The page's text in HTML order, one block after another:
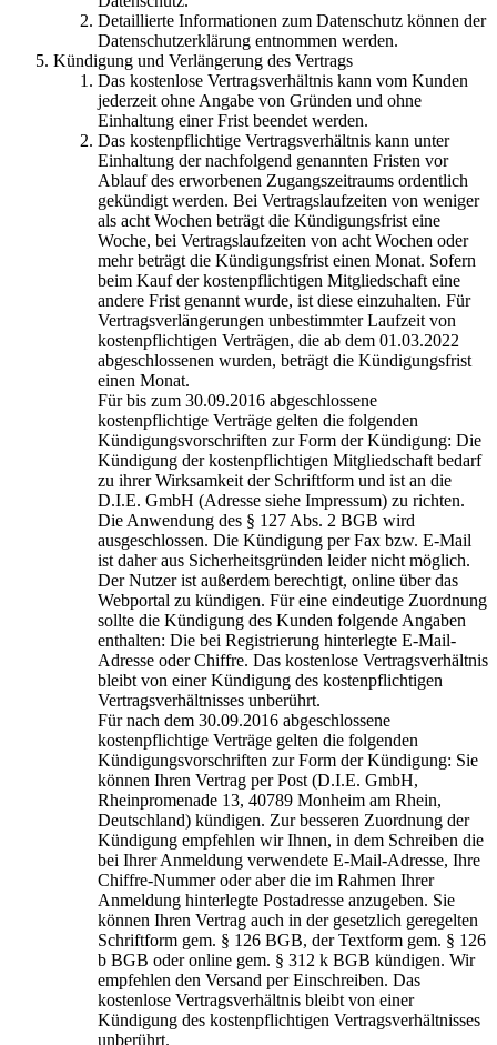
Detaillierte Informationen zum Datenschutz können der
Datenschutzerklärung entnommen werden.
Kündigung und Verlängerung des Vertrags
Das kostenlose Vertragsverhältnis kann vom Kunden
jederzeit ohne Angabe von Gründen und ohne
Einhaltung einer Frist beendet werden.
Das kostenpflichtige Vertragsverhältnis kann unter
Einhaltung der nachfolgend genannten Fristen vor
Ablauf des erworbenen Zugangszeitraums ordentlich
gekündigt werden. Bei Vertragslaufzeiten von weniger
als acht Wochen beträgt die Kündigungsfrist eine
Woche, bei Vertragslaufzeiten von acht Wochen oder
mehr beträgt die Kündigungsfrist einen Monat. Sofern
beim Kauf der kostenpflichtigen Mitgliedschaft eine
andere Frist genannt wurde, ist diese einzuhalten. Für
Vertragsverlängerungen unbestimmter Laufzeit von
kostenpflichtigen Verträgen, die ab dem 01.03.2022
abgeschlossenen wurden, beträgt die Kündigungsfrist
einen Monat.
Für bis zum 30.09.2016 abgeschlossene
kostenpflichtige Verträge gelten die folgenden
Kündigungsvorschriften zur Form der Kündigung: Die
Kündigung der kostenpflichtigen Mitgliedschaft bedarf
zu ihrer Wirksamkeit der Schriftform und ist an die
D.I.E. GmbH (Adresse siehe Impressum) zu richten.
Die Anwendung des § 127 Abs. 2 BGB wird
ausgeschlossen. Die Kündigung per Fax bzw. E-Mail
ist daher aus Sicherheitsgründen leider nicht möglich.
Der Nutzer ist außerdem berechtigt, online über das
Webportal zu kündigen. Für eine eindeutige Zuordnung
sollte die Kündigung des Kunden folgende Angaben
enthalten: Die bei Registrierung hinterlegte E-Mail-
Adresse oder Chiffre. Das kostenlose Vertragsverhältnis
bleibt von einer Kündigung des kostenpflichtigen
Vertragsverhältnisses unberührt.
Für nach dem 30.09.2016 abgeschlossene
kostenpflichtige Verträge gelten die folgenden
Kündigungsvorschriften zur Form der Kündigung: Sie
können Ihren Vertrag per Post (D.I.E. GmbH,
Rheinpromenade 13, 40789 Monheim am Rhein,
Deutschland) kündigen. Zur besseren Zuordnung der
Kündigung empfehlen wir Ihnen, in dem Schreiben die
bei Ihrer Anmeldung verwendete E-Mail-Adresse, Ihre
Chiffre-Nummer oder aber die im Rahmen Ihrer
Anmeldung hinterlegte Postadresse anzugeben. Sie
können Ihren Vertrag auch in der gesetzlich geregelten
Schriftform gem. § 126 BGB, der Textform gem. § 126
b BGB oder online gem. § 312 k BGB kündigen. Wir
empfehlen den Versand per Einschreiben. Das
kostenlose Vertragsverhältnis bleibt von einer
Kündigung des kostenpflichtigen Vertragsverhältnisses
unberührt.